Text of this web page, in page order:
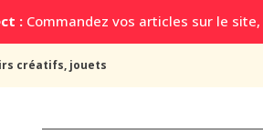
:Commandez vos articles sur le
créatifs, jouets